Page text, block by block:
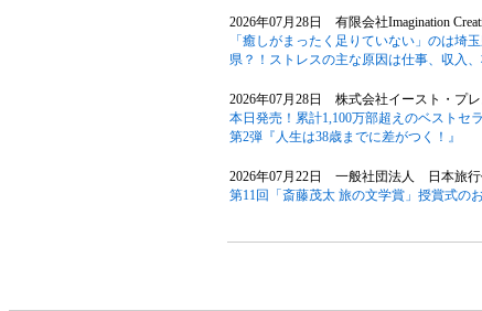
2026年07月28日 有限会社Imagination
「癒しがまったく足りていない」のは埼
県？！ストレスの主な原因は仕事、収入
2026年07月28日 株式会社イースト・プ
本日発売！累計1,100万部超えのベストセ
第2弾『人生は38歳までに差がつく！』
2026年07月22日 一般社団法人 日本旅
第11回「斎藤茂太 旅の文学賞」授賞式の